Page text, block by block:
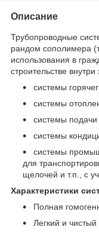
Описание
Трубопроводные
рандом сополимера
использования в
строительстве
системы
системы
системы подачи
системы
системы
для
щелочей и т.п., с
Характеристики
Полная
Легкий и